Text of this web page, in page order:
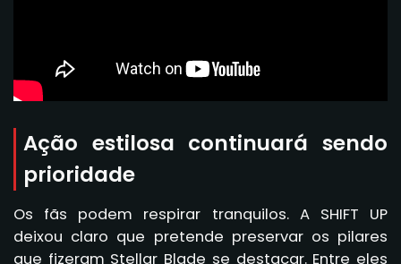
Ação estilosa continuará sendo
prioridade
Os fãs podem respirar tranquilos. A SHIFT UP
deixou claro que pretende preservar os pilares
que fizeram Stellar Blade se destacar. Entre eles